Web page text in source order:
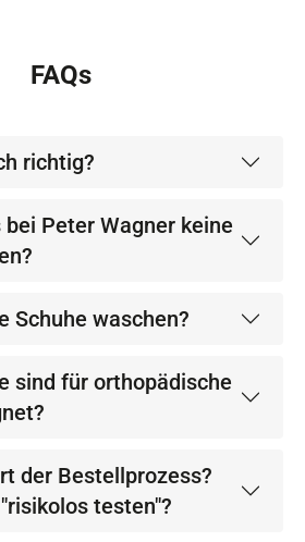
FAQs
richtig?
Peter Wagner keine
Schuhe waschen?
sind für orthopädische
der Bestellprozess?
testen"?